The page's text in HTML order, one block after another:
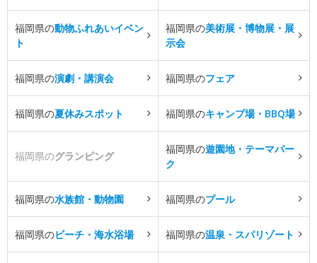
福岡県の動物ふれあいイベン
ト
福岡県の美術展・博物展・展
示会
福岡県の演劇・講演会 福岡県のフェア
福岡県の夏休みスポット 福岡県のキャンプ場・BBQ場
福岡県のグランピング
福岡県の遊園地・テーマパー
ク
福岡県の水族館・動物園 福岡県のプール
福岡県のビーチ・海水浴場 福岡県の温泉・スパリゾート